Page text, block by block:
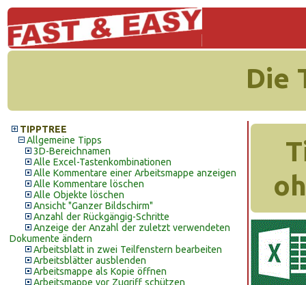
Die
TIPPTREE
Allgemeine Tipps
3D-Bereichnamen
Alle Excel-Tastenkombinationen
Alle Kommentare einer Arbeitsmappe anzeigen
Alle Kommentare löschen
Alle Objekte löschen
Ansicht "Ganzer Bildschirm"
Anzahl der Rückgängig-Schritte
Anzeige der Anzahl der zuletzt verwendeten
Dokumente ändern
Arbeitsblatt in zwei Teilfenstern bearbeiten
Arbeitsblätter ausblenden
Arbeitsmappe als Kopie öffnen
Arbeitsmappe vor Zugriff schützen